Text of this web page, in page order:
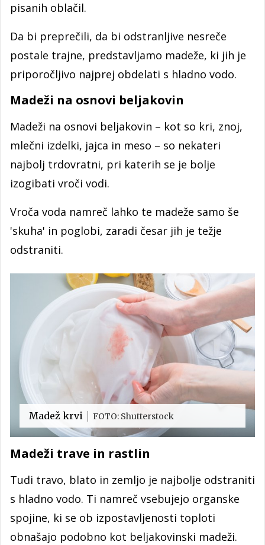
pisanih oblačil.
Da bi preprečili, da bi odstranljive nesreče
postale trajne, predstavljamo madeže, ki jih je
priporočljivo najprej obdelati s hladno vodo.
Madeži na osnovi beljakovin
Madeži na osnovi beljakovin – kot so kri, znoj,
mlečni izdelki, jajca in meso – so nekateri
najbolj trdovratni, pri katerih se je bolje
izogibati vroči vodi.
Vroča voda namreč lahko te madeže samo še
'skuha' in poglobi, zaradi česar jih je težje
odstraniti.
Madež krvi FOTO: Shutterstock
Madeži trave in rastlin
Tudi travo, blato in zemljo je najbolje odstraniti
s hladno vodo. Ti namreč vsebujejo organske
spojine, ki se ob izpostavljenosti toploti
obnašajo podobno kot beljakovinski madeži.